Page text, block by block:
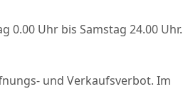
Uhr bis Samstag 24.00 Uhr.
und Verkaufsverbot. Im